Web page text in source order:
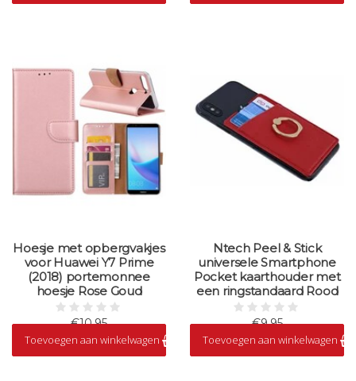
Hoesje met opbergvakjes
voor Huawei Y7 Prime
(2018) portemonnee
hoesje Rose Goud
€10,95
Op voorraad
Toevoegen aan winkelwagen
Ntech Peel & Stick
universele Smartphone
Pocket kaarthouder met
een ringstandaard Rood
€9,95
Op voorraad
Toevoegen aan winkelwagen